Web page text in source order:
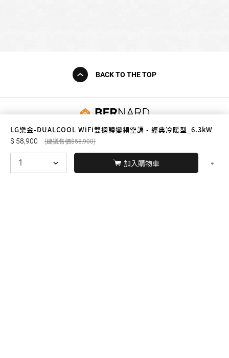
LG樂金-DUALCOOL WiFi雙迴轉變頻空調 - 經典冷暖型_6.3kW
58,900 58,900
加入購物車
BACK TO THE TOP
友誠購物
© BERNARD 2021 WEBDESIGN